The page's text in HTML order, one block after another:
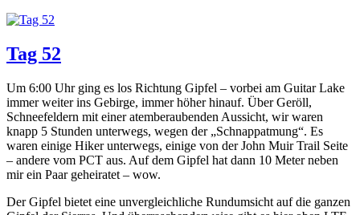
Tag 52
Um 6:00 Uhr ging es los Richtung Gipfel – vorbei am Guitar Lake
immer weiter ins Gebirge, immer höher hinauf. Über Geröll,
Schneefeldern mit einer atemberaubenden Aussicht, wir waren
knapp 5 Stunden unterwegs, wegen der „Schnappatmung“. Es
waren einige Hiker unterwegs, einige von der John Muir Trail Seite
– andere vom PCT aus. Auf dem Gipfel hat dann 10 Meter neben
mir ein Paar geheiratet – wow.
Der Gipfel bietet eine unvergleichliche Rundumsicht auf die ganzen